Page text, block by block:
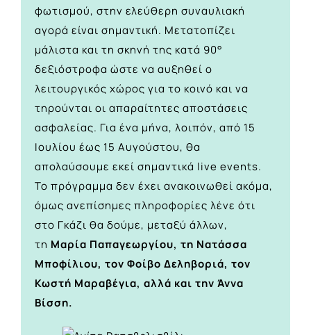
φωτισμού, στην ελεύθερη συναυλιακή
αγορά είναι σημαντική. Μετατοπίζει
μάλιστα και τη σκηνή της κατά 90°
δεξιόστροφα ώστε να αυξηθεί ο
λειτουργικός χώρος για το κοινό και να
τηρούνται οι απαραίτητες αποστάσεις
ασφαλείας. Για ένα μήνα, λοιπόν, από 15
Ιουλίου έως 15 Αυγούστου, θα
απολαύσουμε εκεί σημαντικά live events.
Το πρόγραμμα δεν έχει ανακοινωθεί ακόμα,
όμως ανεπίσημες πληροφορίες λένε ότι
στο Γκάζι θα δούμε, μεταξύ άλλων,
τη Μαρία Παπαγεωργίου, τη Νατάσσα
Μποφίλιου, τον Φοίβο Δεληβοριά, τον
Κωστή Μαραβέγια, αλλά και την Άννα
Βίσση.